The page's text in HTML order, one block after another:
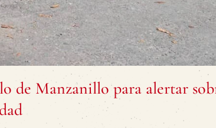
de Manzanillo para alertar